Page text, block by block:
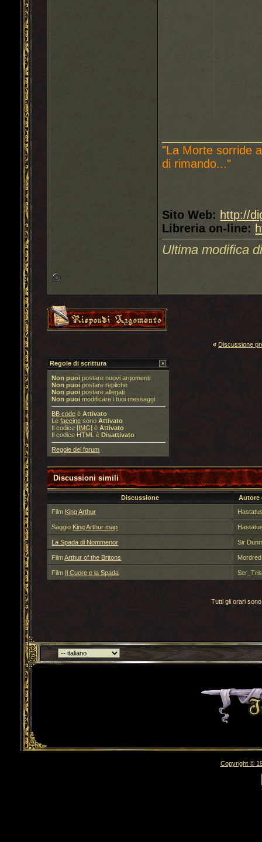
"La Morte sorride
di rimando..."
Sito Web: http://
Libreria on-line:
Ultima modifica
« Discussione
Regole di scrittura
Non puoi postare nuovi argomenti
Non puoi postare repliche
Non puoi postare allegati
Non puoi modificare i tuoi messaggi
BB code èAttivato
Lefaccine sonoAttivato
Il codice[IMG] èAttivato
Il codice HTML èDisattivato
Regole del forum
Discussioni simili
Discussione
Autore
Film King Arthur
Saggio King Arthur map
La Spada di Nommenor Sir
FilmArthur of the Britons
Film Il Cuore e la Spada
Tutti gli orari
Torna indietro
Copyright ©